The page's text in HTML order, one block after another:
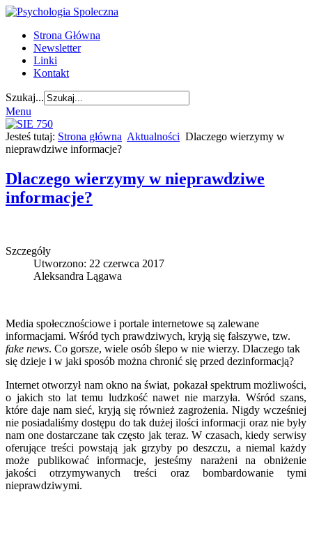
Strona Główna
Newsletter
Linki
Kontakt
Szukaj...
Menu
Jesteś tutaj: Strona główna Aktualności Dlaczego wierzymy w
nieprawdziwe informacje?
Dlaczego wierzymy w nieprawdziwe
informacje?
Szczegóły
Utworzono: 22 czerwca 2017
Aleksandra Lągawa
Media społecznościowe i portale internetowe są zalewane
informacjami. Wśród tych prawdziwych, kryją się fałszywe, tzw.
fake news. Co gorsze, wiele osób ślepo w nie wierzy. Dlaczego tak
się dzieje i w jaki sposób można chronić się przed dezinformacją?
Internet otworzył nam okno na świat, pokazał spektrum możliwości,
o jakich sto lat temu ludzkość nawet nie marzyła. Wśród szans,
które daje nam sieć, kryją się również zagrożenia. Nigdy wcześniej
nie posiadaliśmy dostępu do tak dużej ilości informacji oraz nie były
nam one dostarczane tak często jak teraz. W czasach, kiedy serwisy
oferujące treści powstają jak grzyby po deszczu, a niemal każdy
może publikować informacje, jesteśmy narażeni na obniżenie
jakości otrzymywanych treści oraz bombardowanie tymi
nieprawdziwymi.